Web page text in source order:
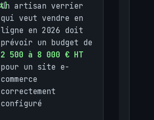
Un artisan verrier
qui veut vendre en
ligne en 2026 doit
prévoir un budget de
2 500 à 8 000 € HT
pour un site e-
commerce
correctement
configuré